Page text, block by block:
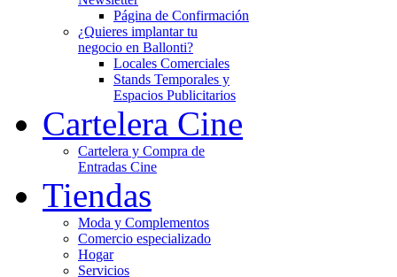
Página de Confirmación
¿Quieres implantar tu
negocio en Ballonti?
Locales Comerciales
Stands Temporales y
Espacios Publicitarios
Cartelera Cine
Cartelera y Compra de
Entradas Cine
Tiendas
Moda y Complementos
Comercio especializado
Hogar
Servicios